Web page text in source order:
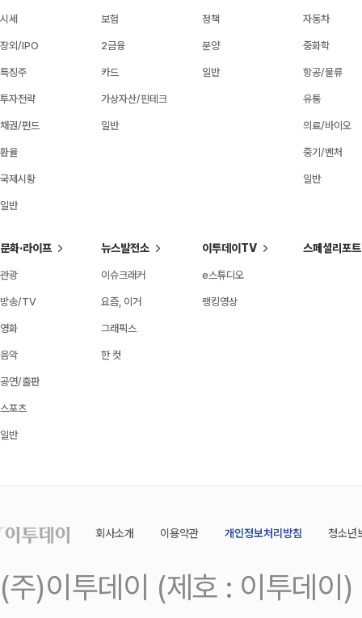
시세
장외/IPO
특징주
투자전략
채권/펀드
환율
국제시황
일반
보험
2금융
카드
가상자산/핀테크
일반
정책
분양
일반
자동차
중화학
항공/물류
유통
의료/바이오
중기/벤처
일반
문화·라이프
관광
방송/TV
영화
음악
공연/출판
스포츠
일반
뉴스발전소
이슈크래커
요즘, 이거
그래픽스
한 컷
이투데이TV
e스튜디오
랭킹영상
스페셜리포트
회사소개 이용약관 개인정보처리방침 청소년
(주)이투데이 (제호 : 이투데